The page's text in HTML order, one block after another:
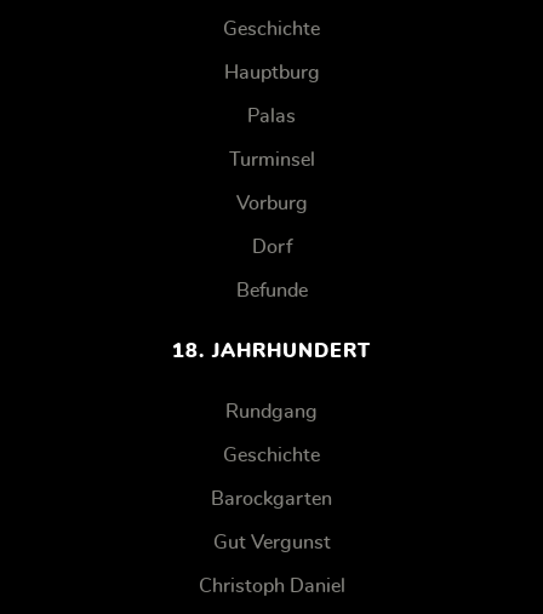
Geschichte
Hauptburg
Palas
Turminsel
Vorburg
Dorf
Befunde
18. JAHRHUNDERT
Rundgang
Geschichte
Barockgarten
Gut Vergunst
Christoph Daniel